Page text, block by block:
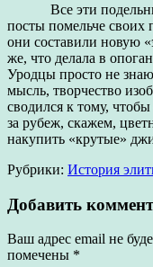
Все эти
посты помельче своих
они составили новую
же, что делала в
Уродцы просто не
мысль, творчество
сводился к тому,
за рубеж, скажем,
накупить «крутые»
Рубрики: История
Добавить
Ваш адрес email не
помечены *